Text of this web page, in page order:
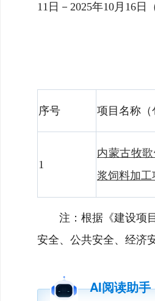
11日－2025年10月16日
序号 项目名称（
1
内蒙古牧
浆饲料加
注：根据《建设项
安全、公共安全、经济
AI阅读助手